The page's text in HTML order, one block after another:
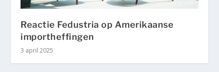
Reactie Fedustria op Amerikaanse
importheffingen
3 april 2025